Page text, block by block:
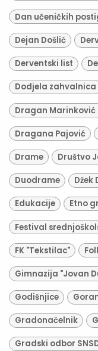
Dan učeničkih
Dejan Došlić
Derventski list
Dodjela zahvalnica
Dragan Marinković
Dragana Pajović
Drame Društvo
Duodrame Džek
Edukacije Etno
Festival
FK "Tekstilac"
Gimnazija "Jovan
Godišnjice
Gradonačelnik
Gradski odbor